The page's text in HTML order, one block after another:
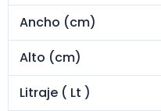
Ancho (cm)
Alto (cm)
Litraje ( Lt )